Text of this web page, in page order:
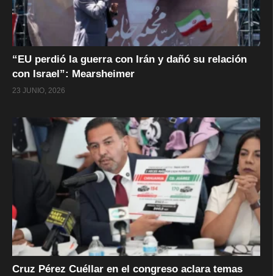
“EU perdió la guerra con Irán y dañó su relación
con Israel”: Mearsheimer
23 JUNIO, 2026
Cruz Pérez Cuéllar en el congreso aclara temas